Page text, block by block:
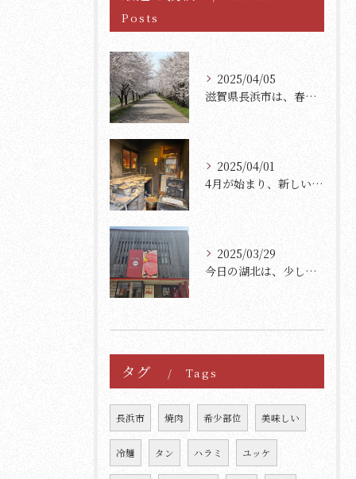
Posts
2025/04/05
滋賀県長浜市は、春の訪れとともに美しい桜が満開になります。
2025/04/01
4月が始まり、新しいスタートを迎えた方々も多いのではないでし...
2025/03/29
今日の湖北は、少し肌寒く、さらに一段と寒さを感じる日です。
タグ Tags
長浜市 焼肉 希少部位 美味しい
冷麺 タン ハラミ ユッケ